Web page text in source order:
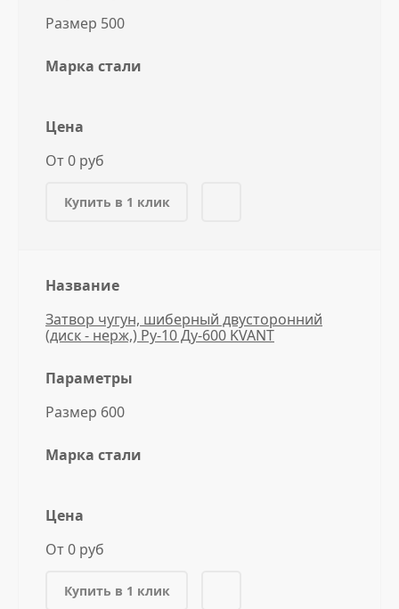
Размер 500
Марка стали
Цена
От 0 руб
Купить в 1 клик
Название
Затвор чугун, шиберный двусторонний
(диск - нерж,) Ру-10 Ду-600 KVANT
Параметры
Размер 600
Марка стали
Цена
От 0 руб
Купить в 1 клик